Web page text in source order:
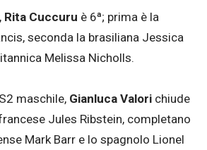
Rita Cuccuru è 6ª; prima è la
seconda la brasiliana Jessica
Melissa Nicholls.
maschile, Gianluca Valori chiude
Jules Ribstein, completano
Mark Barr e lo spagnolo Lionel